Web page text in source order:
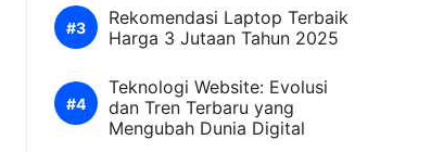
Rekomendasi Laptop Terbaik
Harga 3 Jutaan Tahun 2025
Teknologi Website: Evolusi
dan Tren Terbaru yang
Mengubah Dunia Digital